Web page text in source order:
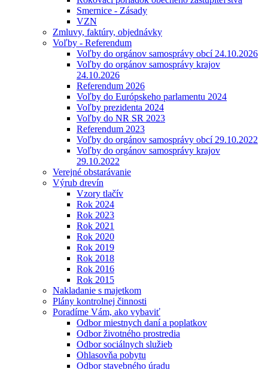
Smernice - Zásady
VZN
Zmluvy, faktúry, objednávky
Voľby - Referendum
Voľby do orgánov samosprávy obcí 24.10.2026
Voľby do orgánov samosprávy krajov
24.10.2026
Referendum 2026
Voľby do Európskeho parlamentu 2024
Voľby prezidenta 2024
Voľby do NR SR 2023
Referendum 2023
Voľby do orgánov samosprávy obcí 29.10.2022
Voľby do orgánov samosprávy krajov
29.10.2022
Verejné obstarávanie
Výrub drevín
Vzory tlačív
Rok 2024
Rok 2023
Rok 2021
Rok 2020
Rok 2019
Rok 2018
Rok 2016
Rok 2015
Nakladanie s majetkom
Plány kontrolnej činnosti
Poradíme Vám, ako vybaviť
Odbor miestnych daní a poplatkov
Odbor životného prostredia
Odbor sociálnych služieb
Ohlasovňa pobytu
Odbor stavebného úradu